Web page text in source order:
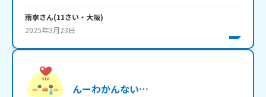
雨寧さん(11さい・ 大阪)
2025年3月23日
んーわかんない…